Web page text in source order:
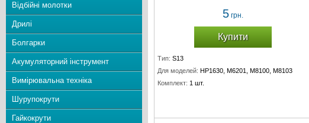
Відбійні молотки
Дрилі
Болгарки
Акумуляторний інструмент
Вимірювальна техніка
Шурупокрути
Гайкокрути
5 грн.
Купити
Тип: S13
Для моделей: HP1630, M6201, M8100, M8103
Комплект: 1 шт.